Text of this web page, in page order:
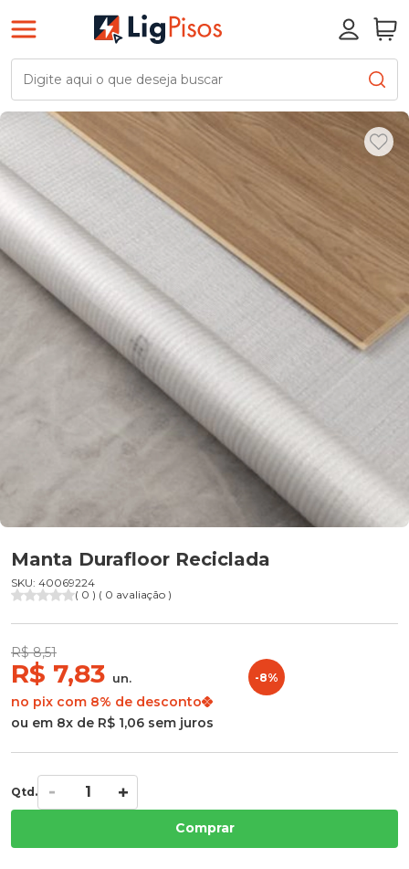
Manta Durafloor Reciclada
SKU: 40069224
( 0 ) ( 0 avaliação )
R$ 8,51
R$ 7,83 un.
no pix com 8% de desconto
-8%
ou em 8x de R$ 1,06 sem juros
Qtd.
Comprar